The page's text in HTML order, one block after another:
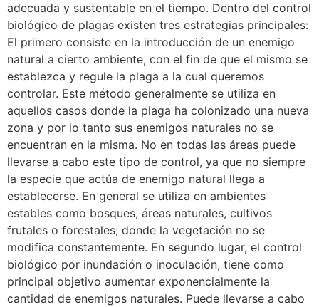
adecuada y sustentable en el tiempo. Dentro del control
biológico de plagas existen tres estrategias principales:
El primero consiste en la introducción de un enemigo
natural a cierto ambiente, con el fin de que el mismo se
establezca y regule la plaga a la cual queremos
controlar. Este método generalmente se utiliza en
aquellos casos donde la plaga ha colonizado una nueva
zona y por lo tanto sus enemigos naturales no se
encuentran en la misma. No en todas las áreas puede
llevarse a cabo este tipo de control, ya que no siempre
la especie que actúa de enemigo natural llega a
establecerse. En general se utiliza en ambientes
estables como bosques, áreas naturales, cultivos
frutales o forestales; donde la vegetación no se
modifica constantemente. En segundo lugar, el control
biológico por inundación o inoculación, tiene como
principal objetivo aumentar exponencialmente la
cantidad de enemigos naturales. Puede llevarse a cabo